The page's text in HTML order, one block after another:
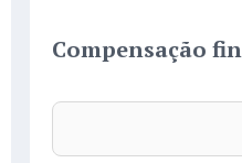
Compensação